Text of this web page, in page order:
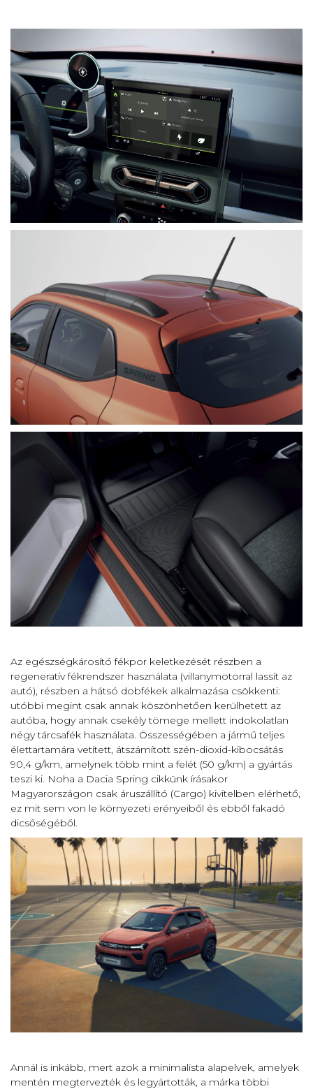
Az egészségkárosító fékpor keletkezését részben a
regeneratív fékrendszer használata (villanymotorral lassít az
autó), részben a hátsó dobfékek alkalmazása csökkenti:
utóbbi megint csak annak köszönhetően kerülhetett az
autóba, hogy annak csekély tömege mellett indokolatlan
négy tárcsafék használata. Összességében a jármű teljes
élettartamára vetített, átszámított szén-dioxid-kibocsátás
90,4 g/km, amelynek több mint a felét (50 g/km) a gyártás
teszi ki. Noha a Dacia Spring cikkünk írásakor
Magyarországon csak áruszállító (Cargo) kivitelben elérhető,
ez mit sem von le környezeti erényeiből és ebből fakadó
dicsőségéből.
Annál is inkább, mert azok a minimalista alapelvek, amelyek
mentén megtervezték és legyártották, a márka többi